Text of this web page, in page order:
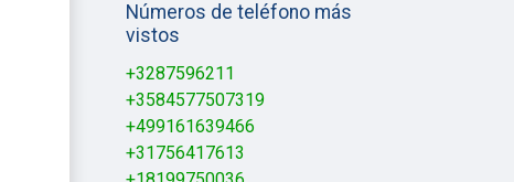
Números de teléfono más
vistos
+3287596211
+3584577507319
+499161639466
+31756417613